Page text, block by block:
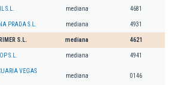
S.L. mediana 4681
PRADA S.L. mediana 4931
S.L. mediana 4621
S.L. mediana 4941
VEGAS
mediana 0146